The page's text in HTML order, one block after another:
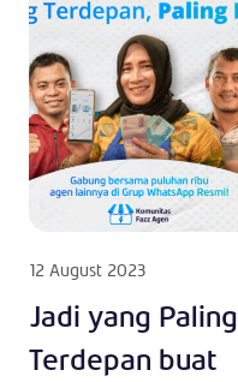
12 August 2023
Jadi yang Paling
Terdepan buat